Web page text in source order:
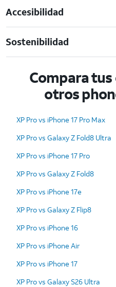
Accesibilidad
Sostenibilidad
Compara
otros
XP Pro vs iPhone 17 Pro Max
XP Pro vs Galaxy Z Fold8 Ultra
XP Pro vs iPhone 17 Pro
XP Pro vs Galaxy Z Fold8
XP Pro vs iPhone 17e
XP Pro vs Galaxy Z Flip8
XP Pro vs iPhone 16
XP Pro vs iPhone Air
XP Pro vs iPhone 17
XP Pro vs Galaxy S26 Ultra